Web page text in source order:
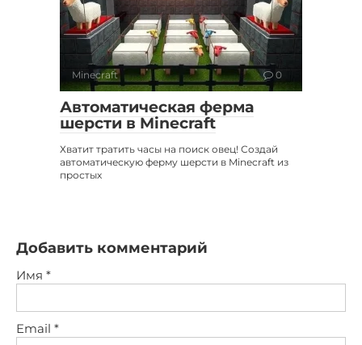
Minecraft 0
Автоматическая ферма
шерсти в Minecraft
Хватит тратить часы на поиск овец! Создай
автоматическую ферму шерсти в Minecraft из
простых
Добавить комментарий
Имя *
Email *